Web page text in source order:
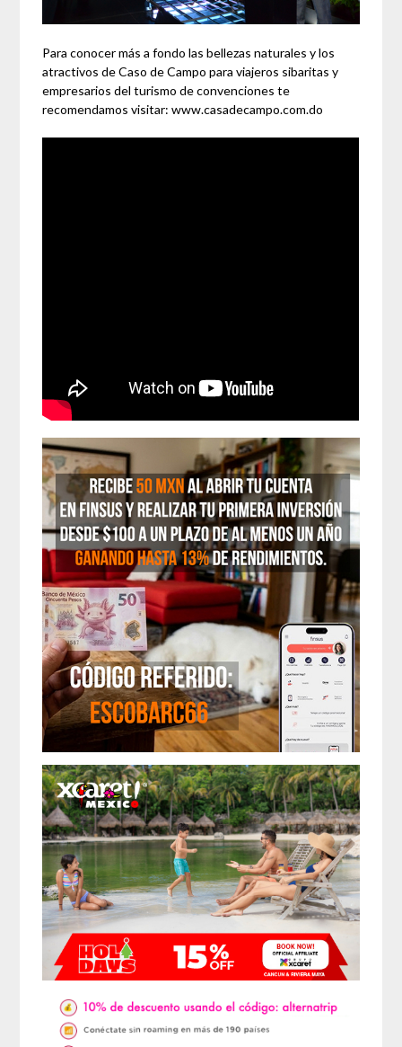
Para conocer más a fondo las bellezas naturales y los
atractivos de Caso de Campo para viajeros sibaritas y
empresarios del turismo de convenciones te
recomendamos visitar: www.casadecampo.com.do